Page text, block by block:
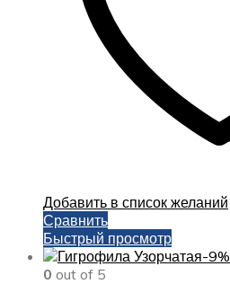
Добавить в список желаний
Сравнить
Быстрый просмотр
-9%
0 out of 5